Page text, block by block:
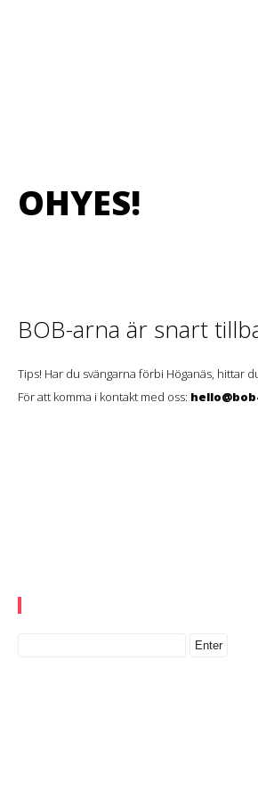
OHYES!
BOB-arna är snart
Tips! Har du svängarna förbi Höganäs, hittar
För att komma i kontakt med oss: